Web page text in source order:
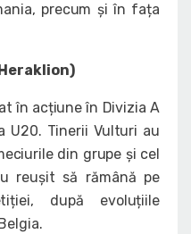
precum și în fața
în acțiune în Divizia A
U20. Tinerii Vulturi au
din grupe și cel
reușit să rămână pe
după evoluțiile